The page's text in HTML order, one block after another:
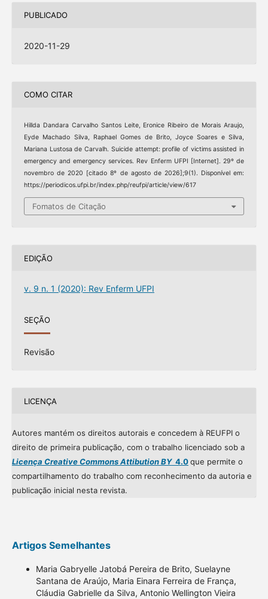
PUBLICADO
2020-11-29
COMO CITAR
Hillda Dandara Carvalho Santos Leite, Eronice Ribeiro de Morais Araujo,
Eyde Machado Silva, Raphael Gomes de Brito, Joyce Soares e Silva,
Mariana Lustosa de Carvalh. Suicide attempt: profile of victims assisted in
emergency and emergency services. Rev Enferm UFPI [Internet]. 29º de
novembro de 2020 [citado 8º de agosto de 2026];9(1). Disponível em:
https://periodicos.ufpi.br/index.php/reufpi/article/view/617
Fomatos de Citação
EDIÇÃO
v. 9 n. 1 (2020): Rev Enferm UFPI
SEÇÃO
Revisão
LICENÇA
Autores mantém os direitos autorais e concedem à REUFPI o
direito de primeira publicação, com o trabalho licenciado sob a
Licença Creative Commons Attibution BY4.0que permite o
compartilhamento do trabalho com reconhecimento da autoria e
publicação inicial nesta revista.
Artigos Semelhantes
Maria Gabryelle Jatobá Pereira de Brito, Suelayne
Santana de Araújo, Maria Einara Ferreira de França,
Cláudia Gabrielle da Silva, Antonio Wellington Vieira